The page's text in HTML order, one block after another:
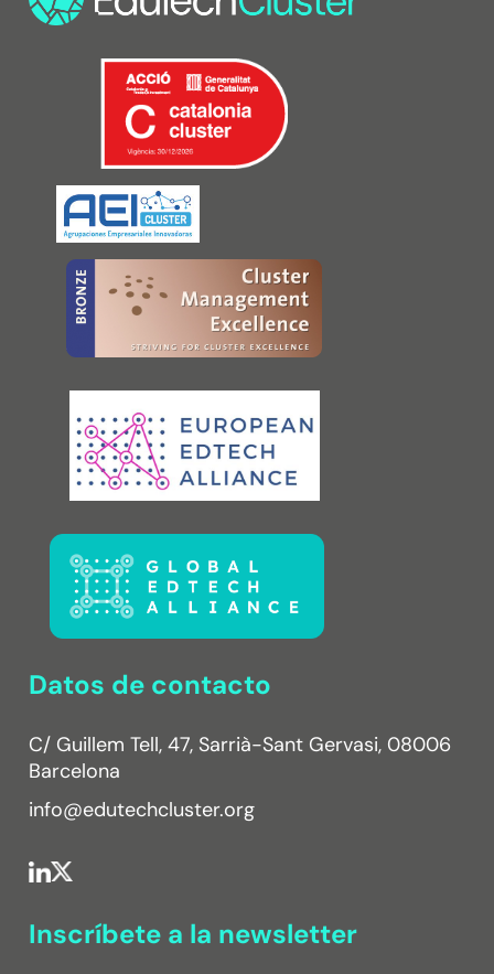
Datos de contacto
C/ Guillem Tell, 47, Sarrià-Sant Gervasi, 08006
Barcelona
info@edutechcluster.org
Inscríbete a la newsletter